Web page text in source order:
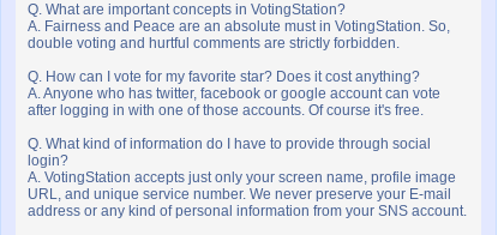
Q. What are important concepts in VotingStation?
A. Fairness and Peace are an absolute must in VotingStation. So,
double voting and hurtful comments are strictly forbidden.
Q. How can I vote for my favorite star? Does it cost anything?
A. Anyone who has twitter, facebook or google account can vote
after logging in with one of those accounts. Of course it's free.
Q. What kind of information do I have to provide through social
login?
A. VotingStation accepts just only your screen name, profile image
URL, and unique service number. We never preserve your E-mail
address or any kind of personal information from your SNS account.